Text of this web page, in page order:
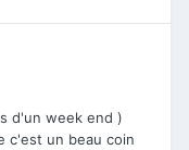
d'un week end )
c'est un beau coin